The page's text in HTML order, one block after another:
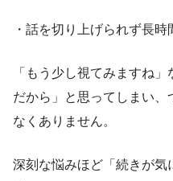
・話を切り上げられず長時
「もう少し視てみますね
だから」と思ってしまい
なくありません。
深刻な悩みほど「続きが気